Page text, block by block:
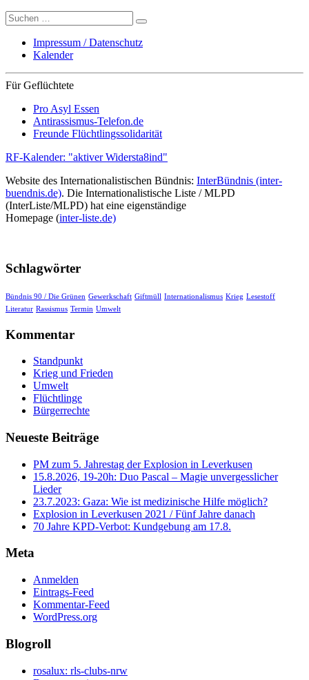
Suche
nach:
Impressum / Datenschutz
Kalender
Für Geflüchtete
Pro Asyl Essen
Antirassismus-Telefon.de
Freunde Flüchtlingssolidarität
RF-Kalender: "aktiver Widersta8ind"
Website des Internationalistischen Bündnis: InterBündnis (inter-
buendnis.de). Die Internationalistische Liste / MLPD
(InterListe/MLPD) hat eine eigenständige
Homepage (inter-liste.de)
Schlagwörter
Bündnis 90 / Die Grünen Gewerkschaft Giftmüll Internationalismus Krieg Lesestoff
Literatur Rassismus Termin Umwelt
Kommentar
Standpunkt
Krieg und Frieden
Umwelt
Flüchtlinge
Bürgerrechte
Neueste Beiträge
PM zum 5. Jahrestag der Explosion in Leverkusen
15.8.2026, 19-20h: Duo Pascal – Magie unvergesslicher
Lieder
23.7.2023: Gaza: Wie ist medizinische Hilfe möglich?
Explosion in Leverkusen 2021 / Fünf Jahre danach
70 Jahre KPD‑Verbot: Kundgebung am 17.8.
Meta
Anmelden
Eintrags-Feed
Kommentar-Feed
WordPress.org
Blogroll
rosalux: rls-clubs-nrw